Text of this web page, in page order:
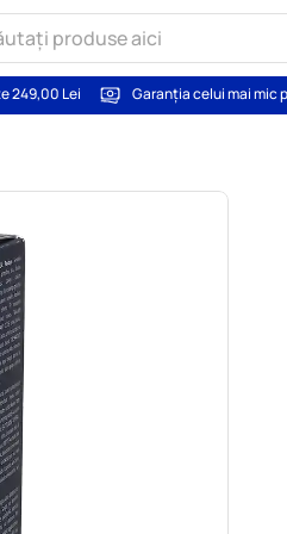
249,00 Lei Garanția celui mai mic